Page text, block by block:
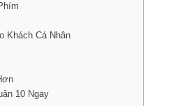
Khách Cá Nhân
10 Ngay